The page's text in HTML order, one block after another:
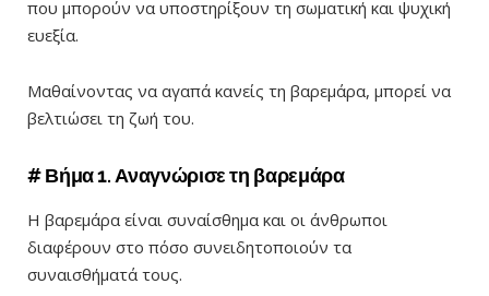
που μπορούν να υποστηρίξουν τη σωματική και ψυχική
ευεξία.
Μαθαίνοντας να αγαπά κανείς τη βαρεμάρα, μπορεί να
βελτιώσει τη ζωή του.
# Βήμα 1. Αναγνώρισε τη βαρεμάρα
Η βαρεμάρα είναι συναίσθημα και οι άνθρωποι
διαφέρουν στο πόσο συνειδητοποιούν τα
συναισθήματά τους.